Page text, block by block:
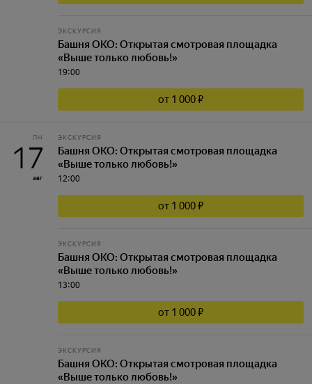
ЭКСКУРСИЯ
Башня ОКО: Открытая смотровая площадка
«Выше только любовь!»
19:00
от 1 000 ₽
ПН
17
авг
ЭКСКУРСИЯ
Башня ОКО: Открытая смотровая площадка
«Выше только любовь!»
12:00
от 1 000 ₽
ЭКСКУРСИЯ
Башня ОКО: Открытая смотровая площадка
«Выше только любовь!»
13:00
от 1 000 ₽
ЭКСКУРСИЯ
Башня ОКО: Открытая смотровая площадка
«Выше только любовь!»